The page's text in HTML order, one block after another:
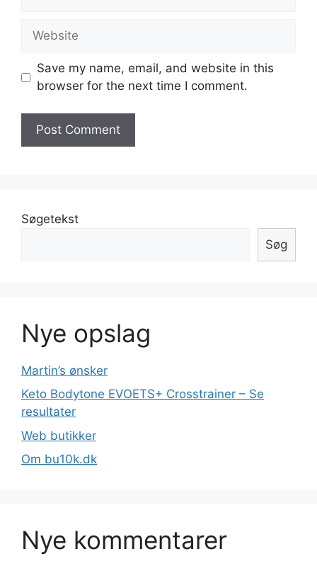
Website
Save my name, email, and website in this
browser for the next time I comment.
Søgetekst
Søg
Nye opslag
Martin’s ønsker
Keto Bodytone EVOETS+ Crosstrainer – Se
resultater
Web butikker
Om bu10k.dk
Nye kommentarer